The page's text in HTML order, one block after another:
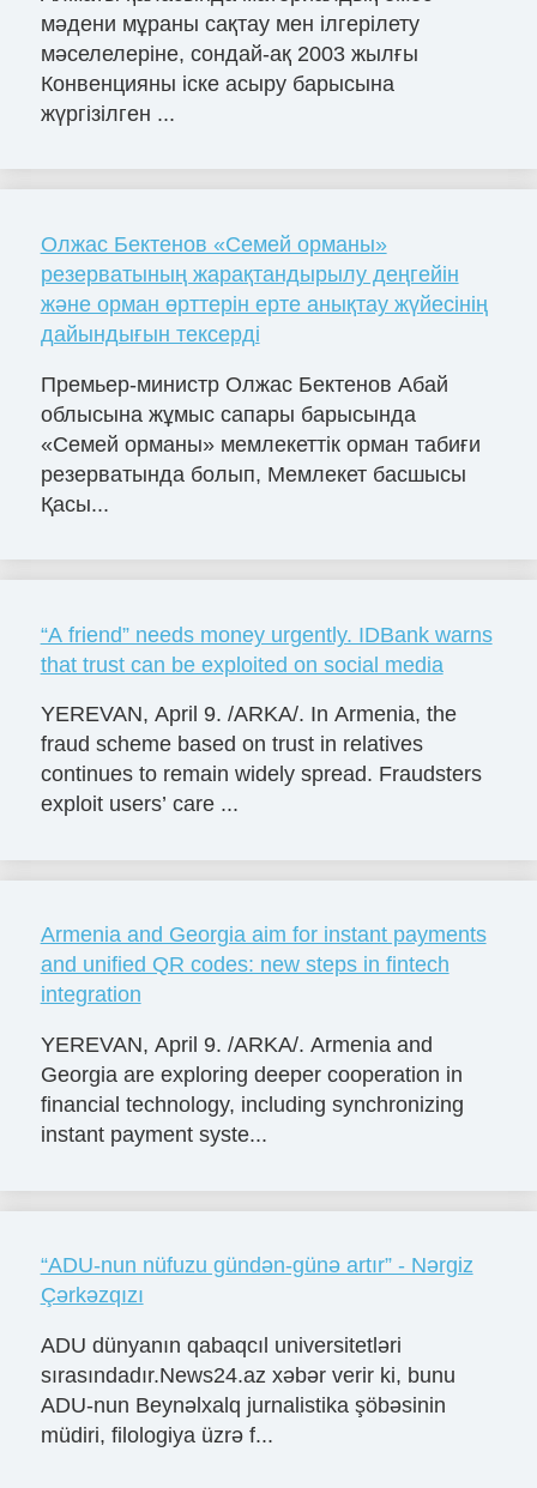
мәдени мұраны сақтау мен ілгерілету
мәселелеріне, сондай-ақ 2003 жылғы
Конвенцияны іске асыру барысына
жүргізілген ...
Олжас Бектенов «Семей орманы»
резерватының жарақтандырылу деңгейін
және орман өрттерін ерте анықтау жүйесінің
дайындығын тексерді
Премьер-министр Олжас Бектенов Абай
облысына жұмыс сапары барысында
«Семей орманы» мемлекеттік орман табиғи
резерватында болып, Мемлекет басшысы
Қасы...
“A friend” needs money urgently. IDBank warns
that trust can be exploited on social media
YEREVAN, April 9. /ARKA/. In Armenia, the
fraud scheme based on trust in relatives
continues to remain widely spread. Fraudsters
exploit users’ care ...
Armenia and Georgia aim for instant payments
and unified QR codes: new steps in fintech
integration
YEREVAN, April 9. /ARKA/. Armenia and
Georgia are exploring deeper cooperation in
financial technology, including synchronizing
instant payment syste...
“ADU-nun nüfuzu gündən-günə artır” - Nərgiz
Çərkəzqızı
ADU dünyanın qabaqcıl universitetləri
sırasındadır.News24.az xəbər verir ki, bunu
ADU-nun Beynəlxalq jurnalistika şöbəsinin
müdiri, filologiya üzrə f...